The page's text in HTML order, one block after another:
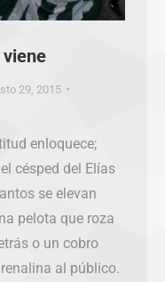
29, 2015
enloquece;
césped del Elías
se elevan
pelota que roza
o un cobro
al público.